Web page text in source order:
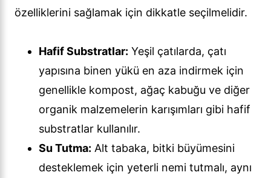
özelliklerini sağlamak için dikkatle seçilmelidir.
Hafif Substratlar: Yeşil çatılarda, çatı
yapısına binen yükü en aza indirmek için
genellikle kompost, ağaç kabuğu ve diğer
organik malzemelerin karışımları gibi hafif
substratlar kullanılır.
Su Tutma: Alt tabaka, bitki büyümesini
desteklemek için yeterli nemi tutmalı, aynı